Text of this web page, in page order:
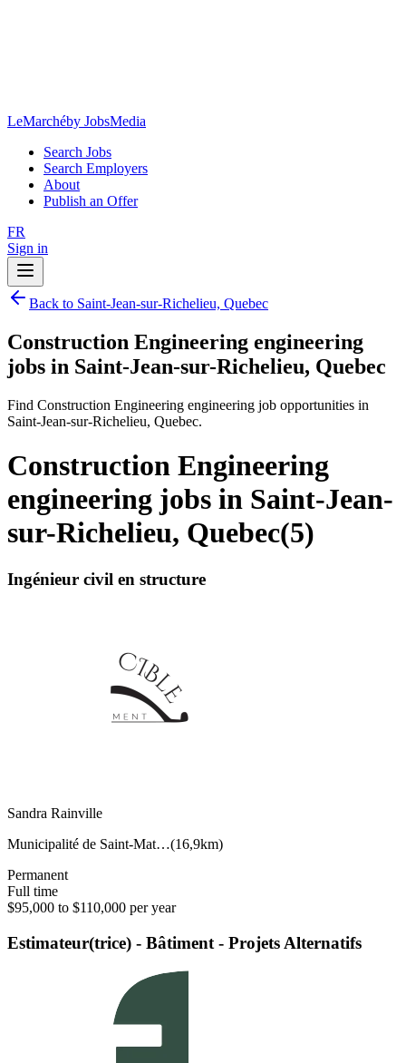
LeMarchéby JobsMedia
Search Jobs
Search Employers
About
Publish an Offer
FR
Sign in
Back to Saint-Jean-sur-Richelieu, Quebec
Construction Engineering engineering
jobs in Saint-Jean-sur-Richelieu, Quebec
Find Construction Engineering engineering job opportunities in
Saint-Jean-sur-Richelieu, Quebec.
Construction Engineering
engineering jobs in Saint-Jean-
sur-Richelieu, Quebec(5)
Ingénieur civil en structure
Sandra Rainville
Municipalité de Saint-Mat…(16,9km)
Permanent
Full time
$95,000 to $110,000 per year
Estimateur(trice) - Bâtiment - Projets Alternatifs